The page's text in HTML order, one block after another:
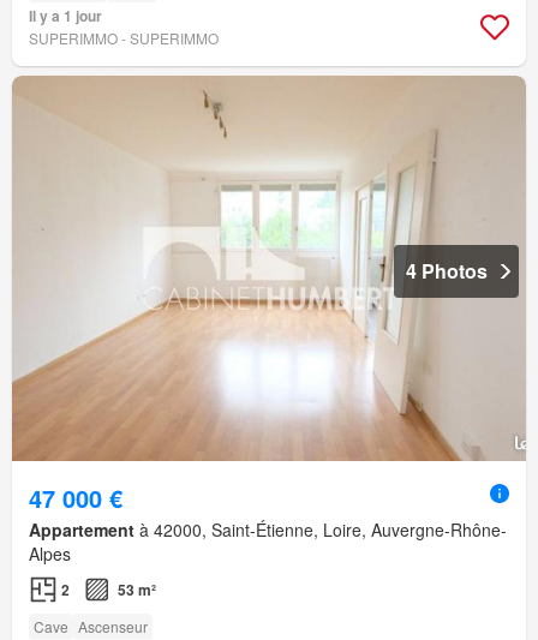
Il y a 1 jour
SUPERIMMO - SUPERIMMO
4 Photos
47 000 €
Appartement à 42000, Saint-Étienne, Loire, Auvergne-Rhône-
Alpes
2 53 m²
Cave Ascenseur